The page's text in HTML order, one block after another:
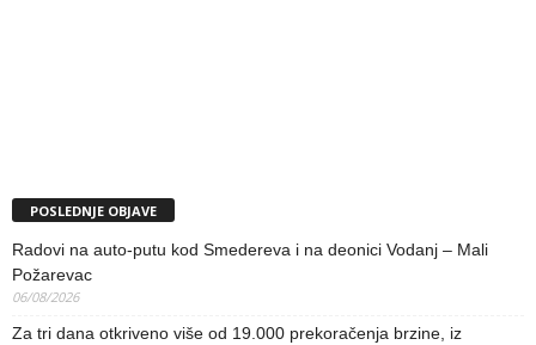
POSLEDNJE OBJAVE
Radovi na auto-putu kod Smedereva i na deonici Vodanj – Mali
Požarevac
06/08/2026
Za tri dana otkriveno više od 19.000 prekoračenja brzine, iz